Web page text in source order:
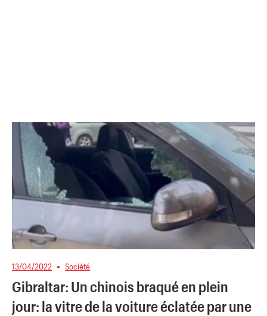
13/04/2022 Société
Gibraltar: Un chinois braqué en plein
jour: la vitre de la voiture éclatée par une